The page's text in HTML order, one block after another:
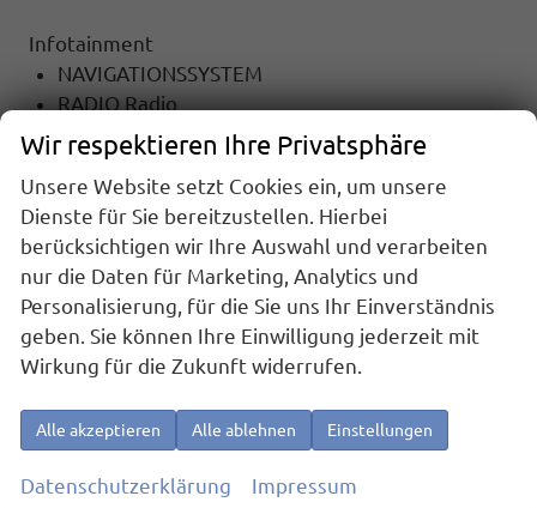
Infotainment
NAVIGATIONSSYSTEM
RADIO Radio
TOUCHSCREEN
Radiobedienung am Lenkrad
DAB
Apple Car Play
Android Auto
Freisprecheinrichtung
Bluetooth
Sicherheit
Notrufsystem
el. Wegfahrsperre
Wir respektieren Ihre Privatsphäre
Unsere Website setzt Cookies ein, um unsere
Dienste für Sie bereitzustellen. Hierbei
berücksichtigen wir Ihre Auswahl und verarbeiten
nur die Daten für Marketing, Analytics und
Personalisierung, für die Sie uns Ihr Einverständnis
geben. Sie können Ihre Einwilligung jederzeit mit
Wirkung für die Zukunft widerrufen.
Alle akzeptieren Alle ablehnen Einstellungen
Datenschutzerklärung Impressum